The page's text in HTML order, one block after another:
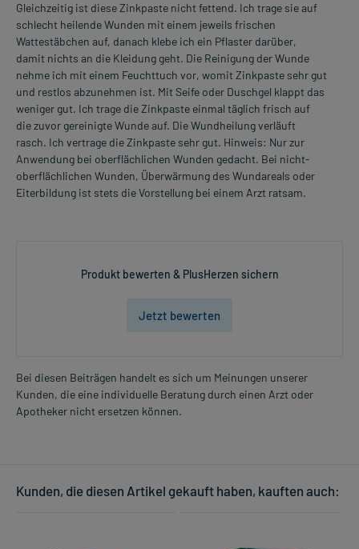
Gleichzeitig ist diese Zinkpaste nicht fettend. Ich trage sie auf
schlecht heilende Wunden mit einem jeweils frischen
Wattestäbchen auf, danach klebe ich ein Pflaster darüber,
damit nichts an die Kleidung geht. Die Reinigung der Wunde
nehme ich mit einem Feuchttuch vor, womit Zinkpaste sehr gut
und restlos abzunehmen ist. Mit Seife oder Duschgel klappt das
weniger gut. Ich trage die Zinkpaste einmal täglich frisch auf
die zuvor gereinigte Wunde auf. Die Wundheilung verläuft
rasch. Ich vertrage die Zinkpaste sehr gut. Hinweis: Nur zur
Anwendung bei oberflächlichen Wunden gedacht. Bei nicht-
oberflächlichen Wunden, Überwärmung des Wundareals oder
Eiterbildung ist stets die Vorstellung bei einem Arzt ratsam.
Produkt bewerten & PlusHerzen sichern
Jetzt bewerten
Bei diesen Beiträgen handelt es sich um Meinungen unserer
Kunden, die eine individuelle Beratung durch einen Arzt oder
Apotheker nicht ersetzen können.
Kunden, die diesen Artikel gekauft haben, kauften auch: